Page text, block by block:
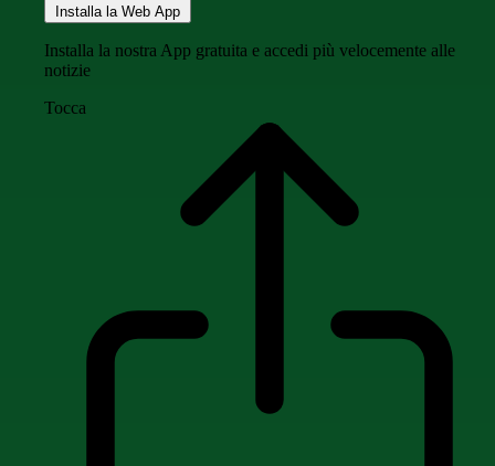
Installa la Web App
Installa la nostra App gratuita e accedi più velocemente alle
notizie
Tocca